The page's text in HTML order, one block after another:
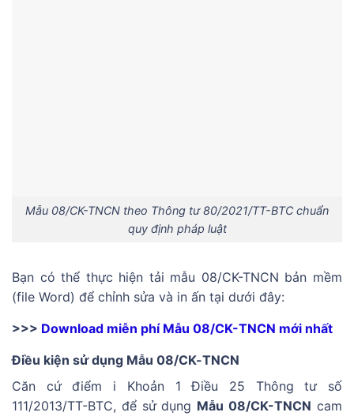
Mẫu 08/CK-TNCN theo Thông tư 80/2021/TT-BTC chuẩn
quy định pháp luật
Bạn có thể thực hiện tải mẫu 08/CK-TNCN bản mềm
(file Word) để chỉnh sửa và in ấn tại dưới đây:
>>> Download miễn phí Mẫu 08/CK-TNCN mới nhất
Điều kiện sử dụng Mẫu 08/CK-TNCN
Căn cứ điểm i Khoản 1 Điều 25 Thông tư số
111/2013/TT-BTC, để sử dụng Mẫu 08/CK-TNCN cam